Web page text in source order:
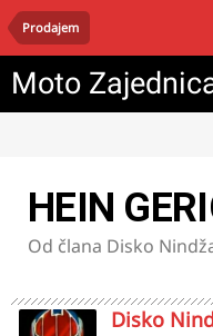
Prodajem
Moto
HEIN
Od člana Disko
Disko